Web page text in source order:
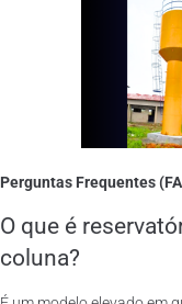
Perguntas Frequentes
O que é
coluna?